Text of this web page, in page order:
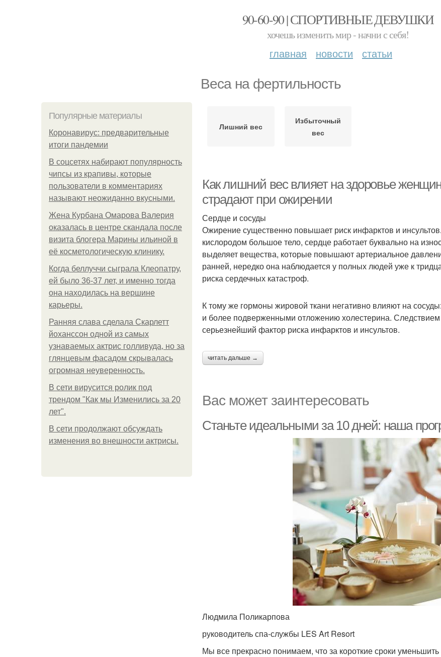
90-60-90 | СПОРТИВНЫЕ ДЕВУШКИ
хочешь изменить мир - начни с себя!
главная новости статьи
Веса на фертильность
Популярные материалы
Коронавирус: предварительные
итоги пандемии
В соцсетях набирают популярность
чипсы из крапивы, которые
пользователи в комментариях
называют неожиданно вкусными.
Жена Курбана Омарова Валерия
оказалась в центре скандала после
визита блогера Марины ильиной в
её косметологическую клинику.
Когда беллуччи сыграла Клеопатру,
ей было 36-37 лет, и именно тогда
она находилась на вершине
карьеры.
Ранняя слава сделала Скарлетт
йоханссон одной из самых
узнаваемых актрис голливуда, но за
глянцевым фасадом скрывалась
огромная неуверенность.
В сети вирусится ролик под
трендом "Как мы Изменились за 20
лет".
В сети продолжают обсуждать
изменения во внешности актрисы.
Лишний вес
Избыточный
вес
Как лишний вес влияет на здоровье
страдают при ожирении
Сердце и сосуды
Ожирение существенно повышает риск инфарктов и
кислородом большое тело, сердце работает буквально на
выделяет вещества, которые повышают артериальное
ранней, нередко она наблюдается у полных людей уже к
риска сердечных катастроф.
К тому же гормоны жировой ткани негативно влияют на
и более подверженными отложению холестерина. Следствием
серьезнейший фактор риска инфарктов и инсультов.
читать дальше →
Вас может заинтересовать
Станьте идеальными за 10 дней: наша
Людмила Поликарпова
руководитель спа-службы LES Art Resort
Мы все прекрасно понимаем, что за короткие сроки